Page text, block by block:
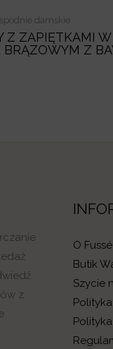
damskie
Z ZAPIĘTKAMI W
BRĄZOWYM Z
z
O
Butik
Szycie